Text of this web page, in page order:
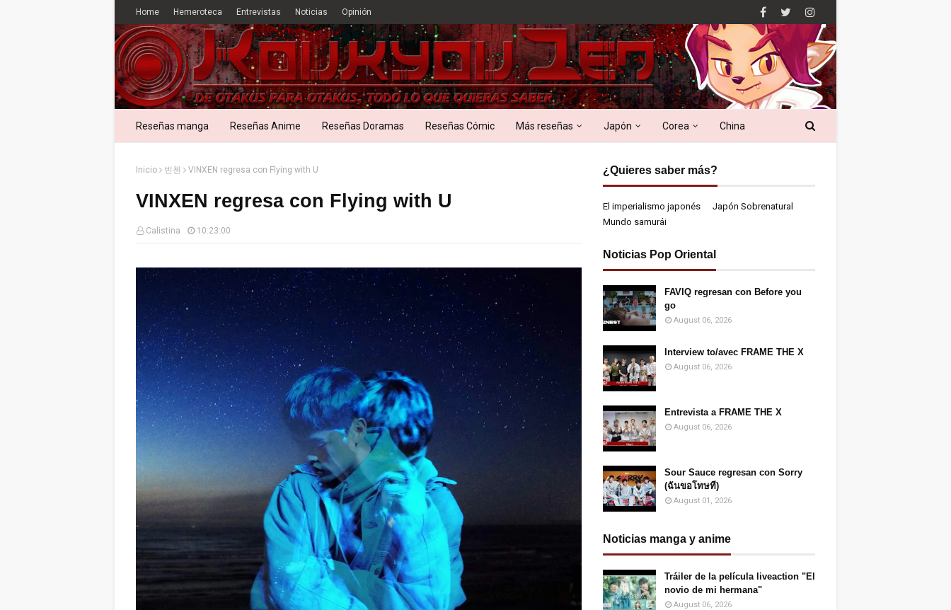
Home Hemeroteca Entrevistas Noticias Opinión
Reseñas manga Reseñas Anime Reseñas Doramas Reseñas Cómic Más reseñas Japón Corea China
Inicio 빈첸 VINXEN regresa con Flying with U
VINXEN regresa con Flying with U
Calistina 10:23:00
¿Quieres saber más?
El imperialismo japonés
Japón Sobrenatural
Mundo samurái
Noticias Pop Oriental
FAVIQ regresan con Before you
go
August 06, 2026
Interview to/avec FRAME THE X
August 06, 2026
Entrevista a FRAME THE X
August 06, 2026
Sour Sauce regresan con Sorry
(ฉันขอโทษที)
August 01, 2026
Noticias manga y anime
Tráiler de la película liveaction "El
novio de mi hermana"
August 06, 2026